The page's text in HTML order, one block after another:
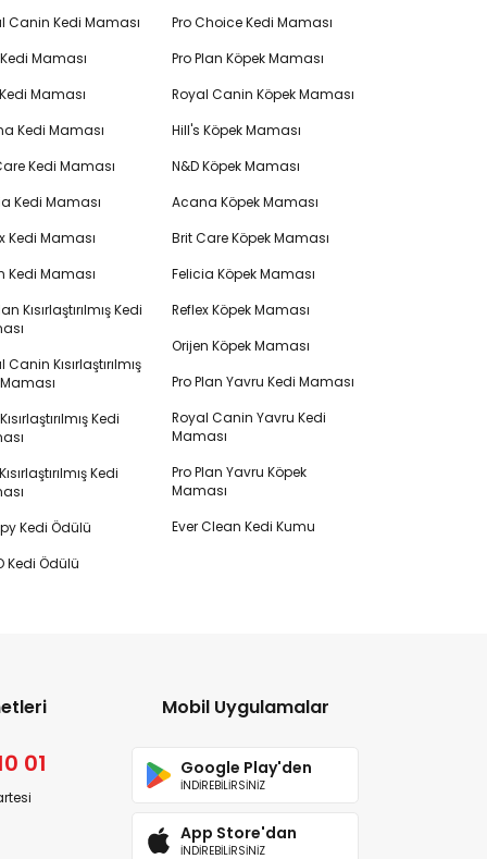
Canin Kedi Maması
Maması
Maması
Kedi Maması
Kedi Maması
Kedi Maması
Kedi Maması
Kedi Maması
Kısırlaştırılmış Kedi
Canin Kısırlaştırılmış
Kedi
Kedi
Kedi Ödülü
Kedi Ödülü
Pro Choice Kedi Maması
Pro Plan Köpek Maması
Royal Canin Köpek Maması
Hill's Köpek Maması
N&D Köpek Maması
Acana Köpek Maması
Brit Care Köpek Maması
Felicia Köpek Maması
Reflex Köpek Maması
Orijen Köpek Maması
Pro Plan Yavru Kedi Maması
Royal Canin Yavru Kedi
Maması
Pro Plan Yavru Köpek
Maması
Ever Clean Kedi Kumu
01
Mobil Uygulamalar
Google Play'den
İNDİREBİLİRSİNİZ
App Store'dan
İNDİREBİLİRSİNİZ